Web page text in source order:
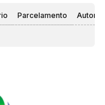
Parcelamento